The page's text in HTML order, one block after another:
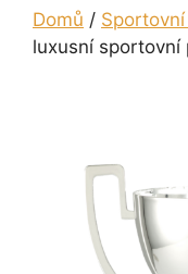
Domů /
luxusní sportovní